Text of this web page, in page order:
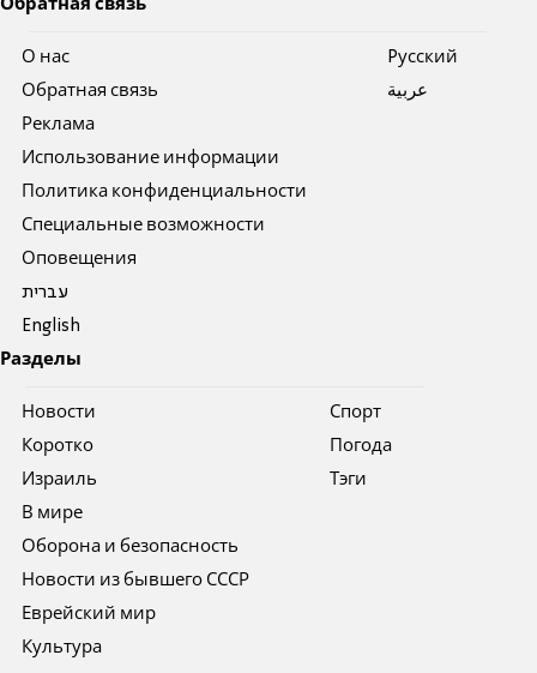
Обратная связь
О нас
Обратная связь
Реклама
Использование информации
Политика конфиденциальности
Специальные возможности
Оповещения
עברית
English
Pусский
عربية
Разделы
Новости
Коротко
Израиль
В мире
Оборона и безопасность
Новости из бывшего СССР
Еврейский мир
Культура
Спорт
Погода
Тэги